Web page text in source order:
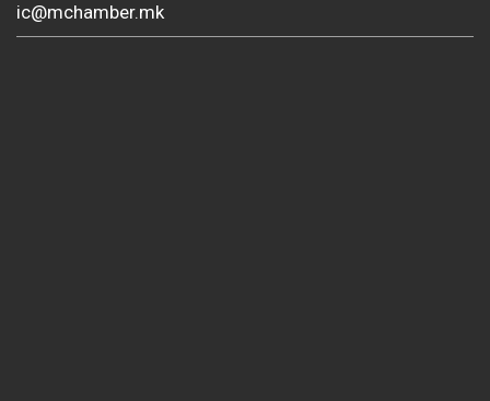
ic@mchamber.mk